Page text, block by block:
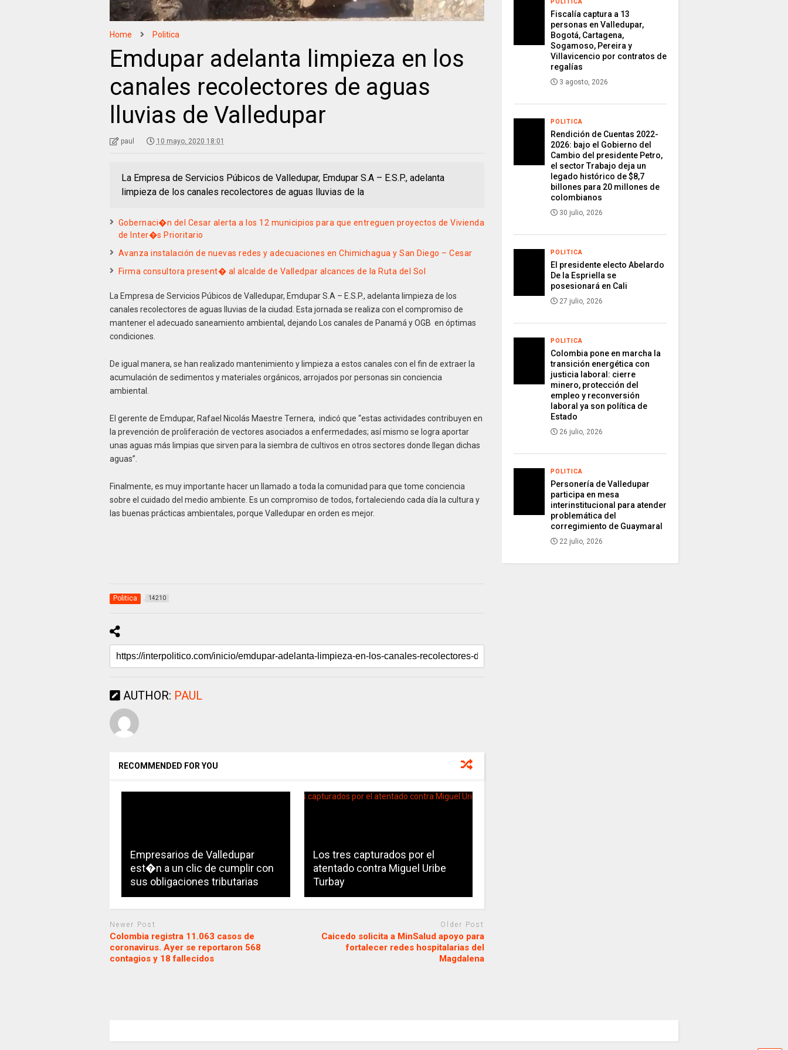
Home Politica
Emdupar adelanta limpieza en los
canales recolectores de aguas
lluvias de Valledupar
paul 10 mayo, 2020 18:01
La Empresa de Servicios Púbicos de Valledupar, Emdupar S.A – E.S.P., adelanta
limpieza de los canales recolectores de aguas lluvias de la
Gobernaci�n del Cesar alerta a los 12 municipios para que entreguen proyectos de Vivienda
de Inter�s Prioritario
Avanza instalación de nuevas redes y adecuaciones en Chimichagua y San Diego – Cesar
Firma consultora present� al alcalde de Valledpar alcances de la Ruta del Sol
La Empresa de Servicios Púbicos de Valledupar, Emdupar S.A – E.S.P., adelanta limpieza de los
canales recolectores de aguas lluvias de la ciudad. Esta jornada se realiza con el compromiso de
mantener el adecuado saneamiento ambiental, dejando Los canales de Panamá y OGB en óptimas
condiciones.
De igual manera, se han realizado mantenimiento y limpieza a estos canales con el fin de extraer la
acumulación de sedimentos y materiales orgánicos, arrojados por personas sin conciencia
ambiental.
El gerente de Emdupar, Rafael Nicolás Maestre Ternera, indicó que “estas actividades contribuyen en
la prevención de proliferación de vectores asociados a enfermedades; así mismo se logra aportar
unas aguas más limpias que sirven para la siembra de cultivos en otros sectores donde llegan dichas
aguas”.
Finalmente, es muy importante hacer un llamado a toda la comunidad para que tome conciencia
sobre el cuidado del medio ambiente. Es un compromiso de todos, fortaleciendo cada día la cultura y
las buenas prácticas ambientales, porque Valledupar en orden es mejor.
Politica 14210
AUTHOR: PAUL
RECOMMENDED FOR YOU
Empresarios de Valledupar
est�n a un clic de cumplir con
sus obligaciones tributarias
Los tres capturados por el
atentado contra Miguel Uribe
Turbay
Newer Post
Colombia registra 11.063 casos de
coronavirus. Ayer se reportaron 568
contagios y 18 fallecidos
Older Post
Caicedo solicita a MinSalud apoyo para
fortalecer redes hospitalarias del
Magdalena
POLITICA
Fiscalía captura a 13
personas en Valledupar,
Bogotá, Cartagena,
Sogamoso, Pereira y
Villavicencio por contratos de
regalías
3 agosto, 2026
POLITICA
Rendición de Cuentas 2022-
2026: bajo el Gobierno del
Cambio del presidente Petro,
el sector Trabajo deja un
legado histórico de $8,7
billones para 20 millones de
colombianos
30 julio, 2026
POLITICA
El presidente electo Abelardo
De la Espriella se
posesionará en Cali
27 julio, 2026
POLITICA
Colombia pone en marcha la
transición energética con
justicia laboral: cierre
minero, protección del
empleo y reconversión
laboral ya son política de
Estado
26 julio, 2026
POLITICA
Personería de Valledupar
participa en mesa
interinstitucional para atender
problemática del
corregimiento de Guaymaral
22 julio, 2026